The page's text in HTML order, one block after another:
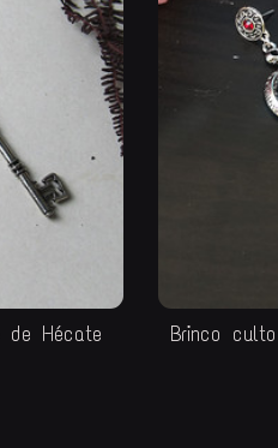
Hécate Brinco